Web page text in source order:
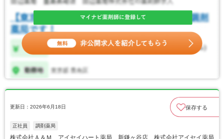
更新日：2026年6月18日 保存する
正社員 調剤薬局
株式会社Ａ＆Ｍ アイセイハート薬局 新鎌ヶ谷店 株式会社アイセイ薬局